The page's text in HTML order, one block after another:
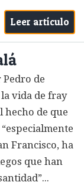
Leer artículo
de
vida de fray
hecho de que
Francisco, ha
que han